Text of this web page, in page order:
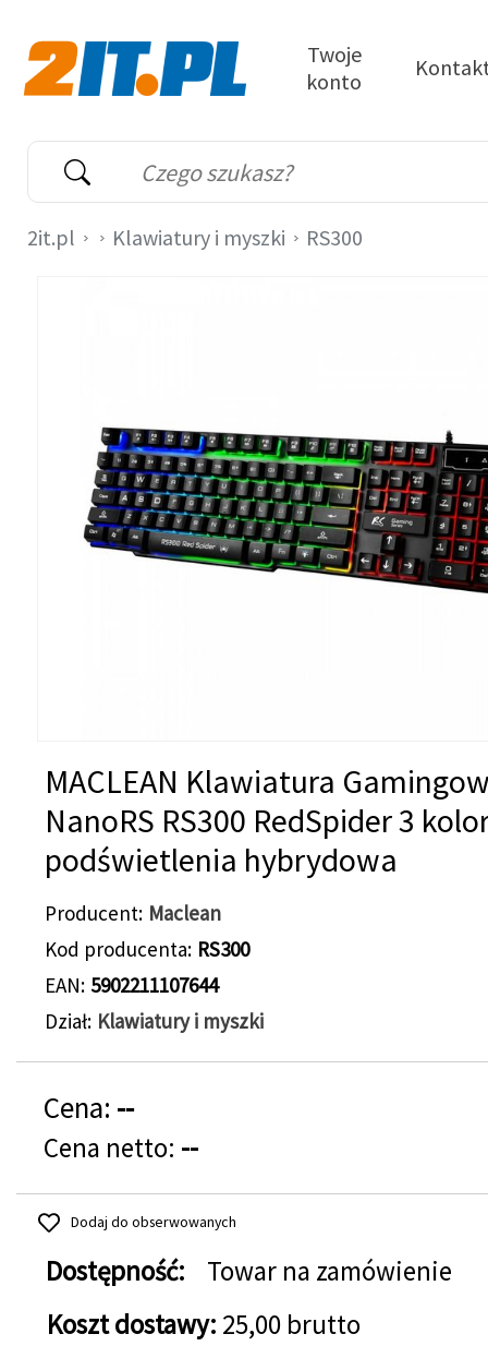
Wyszukiwarka
Słowo kluczowe
Twoje
konto
2it.pl Klawiatury i myszki RS300
MACLEAN Klawiatura
NanoRS RS300 RedSpider 3
podświetlenia hybrydowa
Producent Maclean
Kod producenta RS300
EAN 5902211107644
Dział Klawiatury i myszki
Cena: --
Cena netto: --
Dodaj do obserwowanych
Dostępność:
Towar na zamówienie
Koszt dostawy: 25,00 brutto